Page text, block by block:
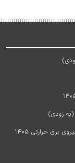
آخرین اخبار استخدام شرکت مادر تخصصی تولید نیروی برق حرارتی 1405